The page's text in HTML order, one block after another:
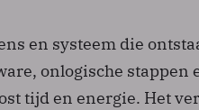
en systeem die
onlogische stappen
tijd en energie. Het